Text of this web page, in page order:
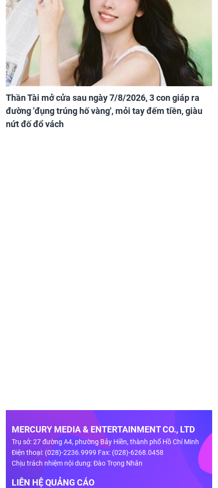
Thần Tài mở cửa sau ngày 7/8/2026, 3 con giáp ra
đường 'đụng trúng hố vàng', mỏi tay đếm tiền, giàu
nứt đố đổ vách
MERCURY MEDIA & ENTERTAINMENT CO., LTD
Trụ sở: 27 đường A4, phường Bảy Hiền, thành phố Hồ Chí Minh
Điện thoại: (028)-2236.9999 Fax: (028)-6268.0458
Chịu trách nhiệm nội dung: Đào Trọng Nhân
LIÊN HỆ QUẢNG CÁO